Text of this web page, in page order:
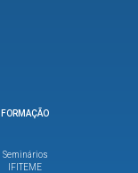
FORMAÇÃO
Seminários
IFITEME